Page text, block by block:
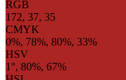
RGB
172, 37, 35
CMYK
0%, 78%, 80%, 33%
HSV
1°, 80%, 67%